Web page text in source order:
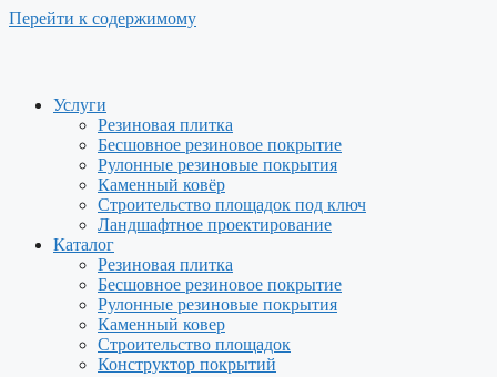
Перейти к содержимому
Услуги
Резиновая плитка
Бесшовное резиновое покрытие
Рулонные резиновые покрытия
Каменный ковёр
Строительство площадок под ключ
Ландшафтное проектирование
Каталог
Резиновая плитка
Бесшовное резиновое покрытие
Рулонные резиновые покрытия
Каменный ковер
Строительство площадок
Конструктор покрытий